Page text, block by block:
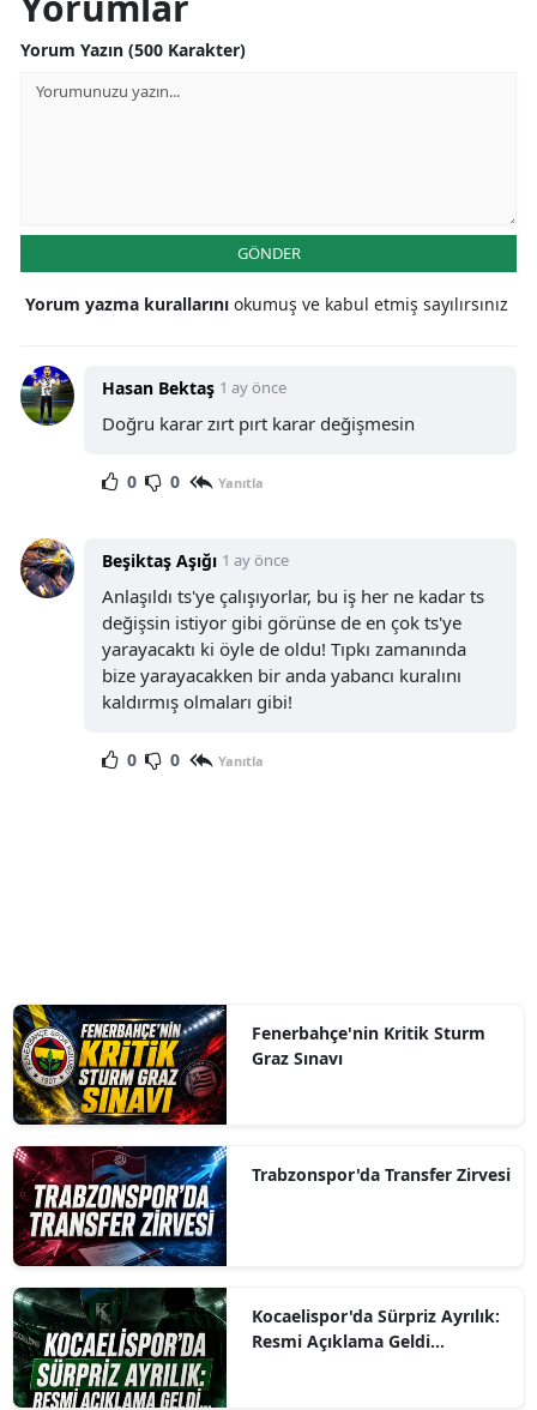
Yorum Yazın (500 Karakter)
GÖNDER
Yorum yazma kurallarını okumuş ve kabul etmiş sayılırsınız
Hasan Bektaş 1 ay önce
Doğru karar zırt pırt karar değişmesin
0 0 Yanıtla
Beşiktaş Aşığı 1 ay önce
Anlaşıldı ts'ye çalışıyorlar, bu iş her ne kadar ts
değişsin istiyor gibi görünse de en çok ts'ye
yarayacaktı ki öyle de oldu! Tıpkı zamanında
bize yarayacakken bir anda yabancı kuralını
kaldırmış olmaları gibi!
0 0 Yanıtla
Fenerbahçe'nin Kritik Sturm
Graz Sınavı
Trabzonspor'da Transfer Zirvesi
Kocaelispor'da Sürpriz Ayrılık:
Resmi Açıklama Geldi...